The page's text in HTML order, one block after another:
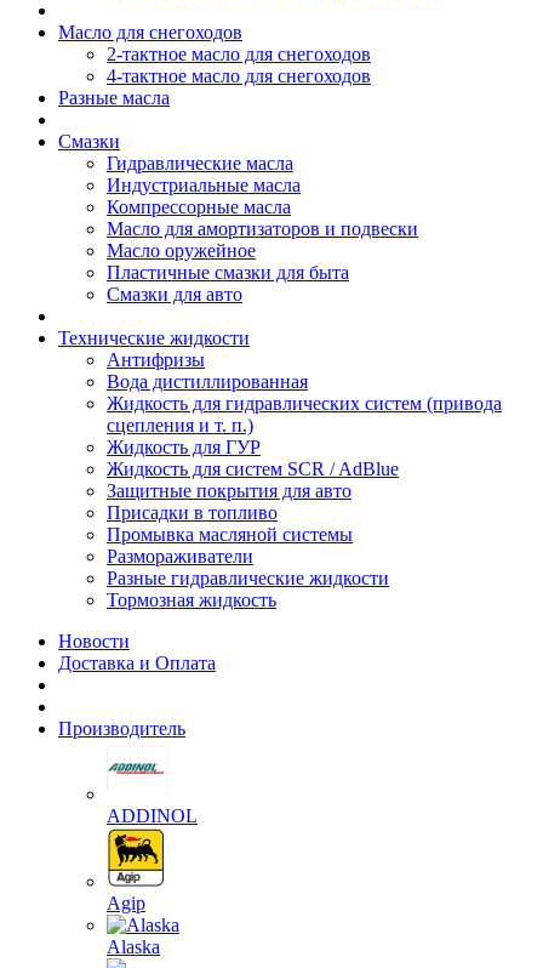
Масло для снегоходов
2-тактное масло для снегоходов
4-тактное масло для снегоходов
Разные масла
Смазки
Гидравлические масла
Индустриальные масла
Компрессорные масла
Масло для амортизаторов и подвески
Масло оружейное
Пластичные смазки для быта
Смазки для авто
Технические жидкости
Антифризы
Вода дистиллированная
Жидкость для гидравлических систем (привода
сцепления и т. п.)
Жидкость для ГУР
Жидкость для систем SCR / AdBlue
Защитные покрытия для авто
Присадки в топливо
Промывка масляной системы
Размораживатели
Разные гидравлические жидкости
Тормозная жидкость
Новости
Доставка и Оплата
Производитель
ADDINOL
Agip
Alaska